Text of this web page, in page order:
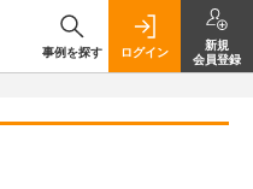
事例を探す ログイン
新規
会員登録